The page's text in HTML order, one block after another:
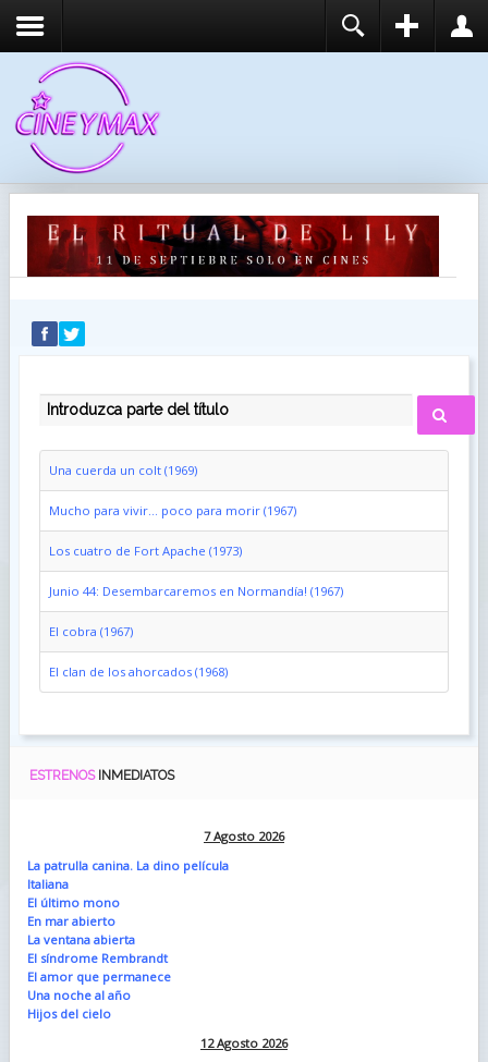
RECUÉRDEME
IDENTIFICARSE
INTRODUZCA PARTE DEL TÍTULO
Una cuerda un colt (1969)
Mucho para vivir... poco para morir (1967)
Los cuatro de Fort Apache (1973)
Junio 44: Desembarcaremos en Normandía! (1967)
El cobra (1967)
El clan de los ahorcados (1968)
ESTRENOS INMEDIATOS
7 Agosto 2026
La patrulla canina. La dino película
Italiana
El último mono
En mar abierto
La ventana abierta
El síndrome Rembrandt
El amor que permanece
Una noche al año
Hijos del cielo
12 Agosto 2026